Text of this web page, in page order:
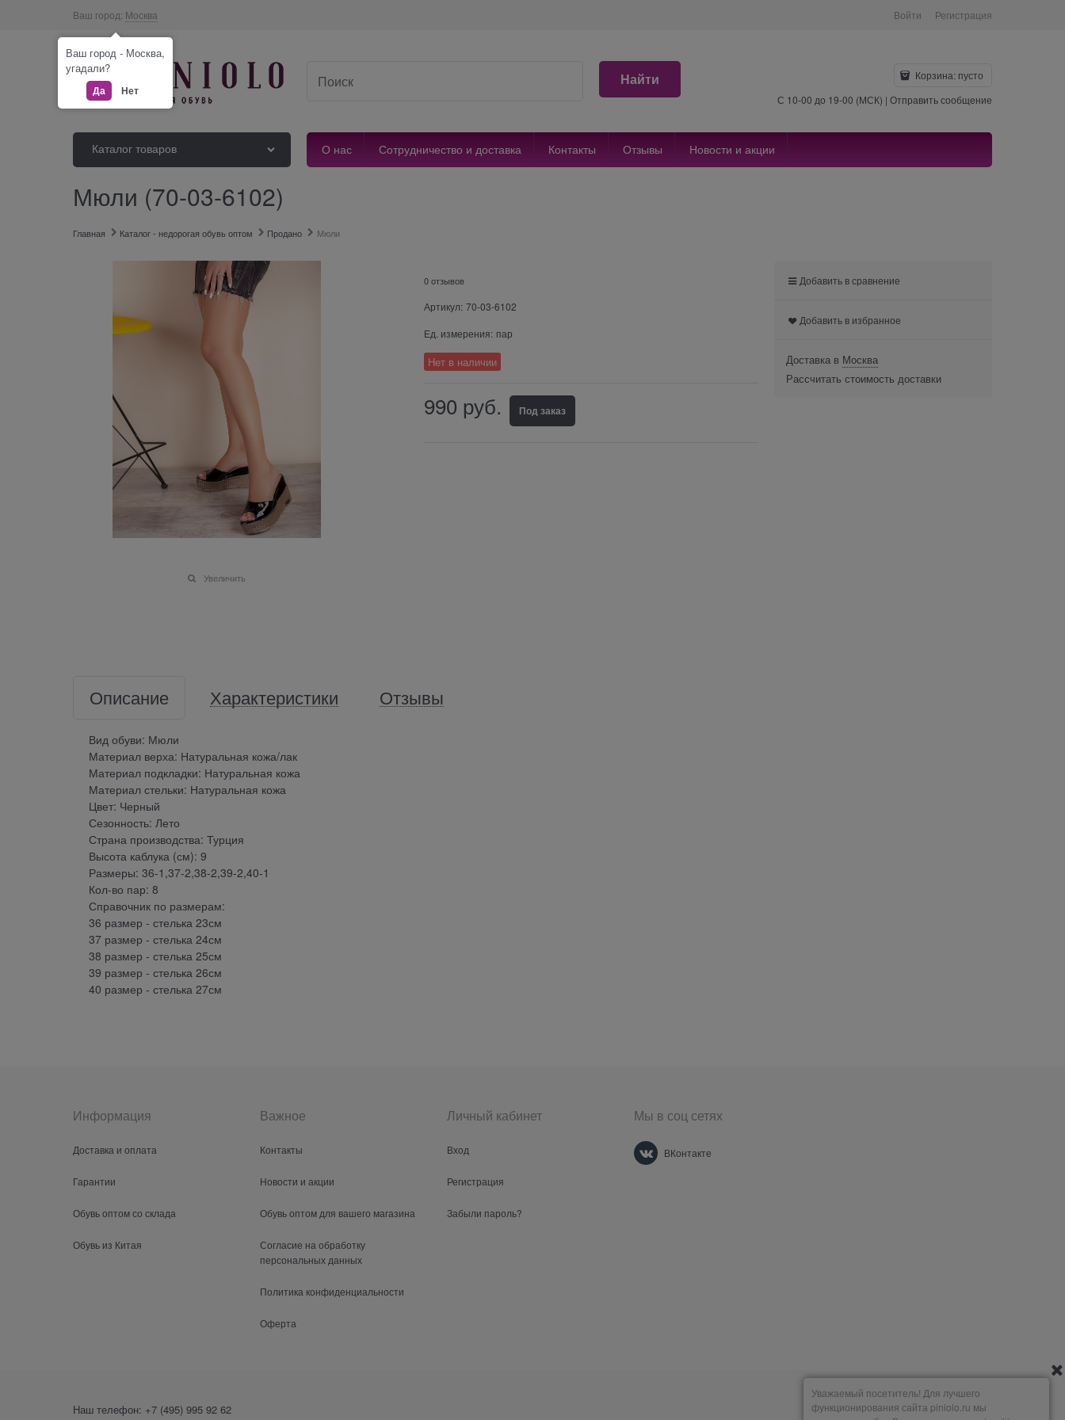
Ваш город: Москва Войти Регистрация
Найти Корзина: пусто
С 10-00 до 19-00 (МСК) | Отправить сообщение
Каталог товаров О нас Сотрудничество и доставка Контакты Отзывы Новости и акции
Мюли (70-03-6102)
Главная Каталог - недорогая обувь оптом Продано Мюли
Увеличить
0 отзывов
Артикул: 70-03-6102
Ед. измерения: пар
Нет в наличии
990 руб. Под заказ
Описание Характеристики Отзывы
Вид обуви: Мюли
Материал верха: Натуральная кожа/лак
Материал подкладки: Натуральная кожа
Материал стельки: Натуральная кожа
Цвет: Черный
Сезонность: Лето
Страна производства: Турция
Высота каблука (см): 9
Размеры: 36-1,37-2,38-2,39-2,40-1
Кол-во пар: 8
Справочник по размерам:
36 размер - стелька 23см
37 размер - стелька 24см
38 размер - стелька 25см
39 размер - стелька 26см
40 размер - стелька 27см
Добавить в сравнение
Добавить в избранное
Доставка в Москва
Рассчитать стоимость доставки
Информация
Доставка и оплата
Гарантии
Обувь оптом со склада
Обувь из Китая
Важное
Контакты
Новости и акции
Обувь оптом для вашего магазина
Согласие на обработку
персональных данных
Политика конфиденциальности
Оферта
Личный кабинет
Вход
Регистрация
Забыли пароль?
Мы в соц сетях
ВКонтакте
Наш телефон: +7 (495) 995 92 62
Ваш город - Москва,
угадали?
Да Нет
Уважаемый посетитель! Для лучшего
функционирования сайта piniolo.ru мы